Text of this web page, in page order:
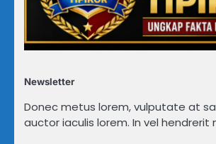
Newsletter
Donec metus lorem, vulputate at
auctor iaculis lorem. In vel hendrerit